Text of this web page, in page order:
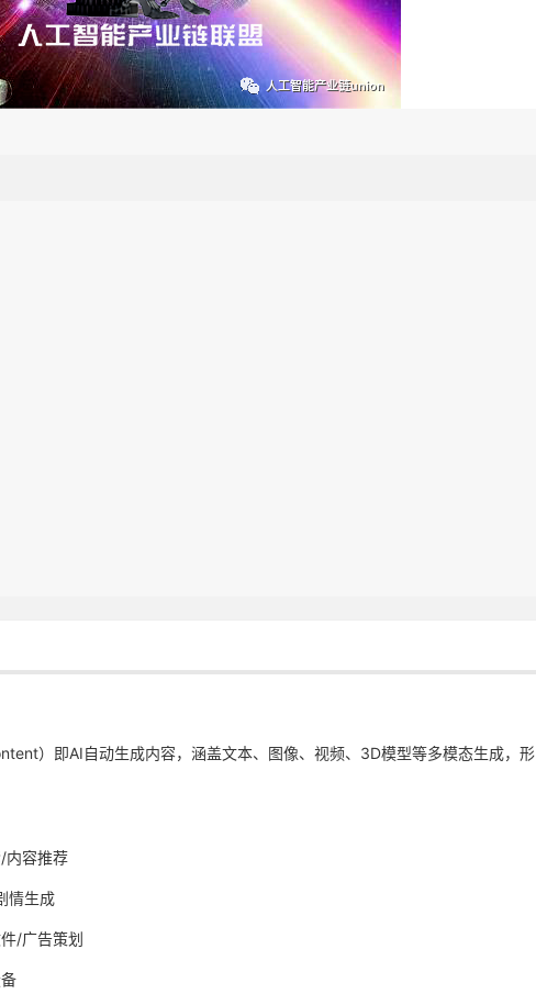
）即AI自动生成内容，涵盖文本、图像、视频、3D模型等多模态生成，形
内容推荐
情生成
/广告策划